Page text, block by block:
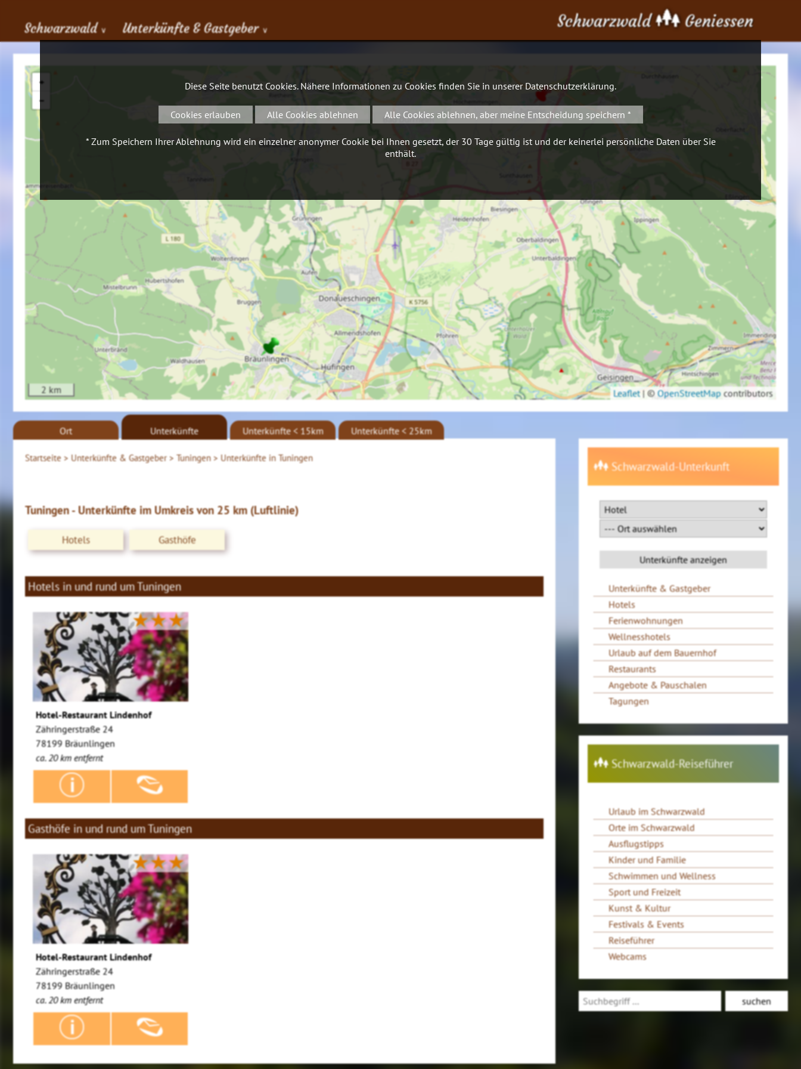
Schwarzwald ∨ Unterkünfte & Gastgeber ∨ Schwarzwald Geniessen
+
−
2 km Leaflet | ©OpenStreetMap contributors
Startseite > Unterkünfte & Gastgeber > Tuningen > Unterkünfte in Tuningen
Ort Unterkünfte Unterkünfte < 15km Unterkünfte < 25km
Tuningen - Unterkünfte im Umkreis von 25 km (Luftlinie)
Hotels Gasthöfe
Hotels in und rund um Tuningen
★★★
Hotel-Restaurant Lindenhof
Zähringerstraße 24
78199 Bräunlingen
ca. 20 km entfernt
Gasthöfe in und rund um Tuningen
★★★
Hotel-Restaurant Lindenhof
Zähringerstraße 24
78199 Bräunlingen
ca. 20 km entfernt
Schwarzwald-Unterkunft
Unterkünfte & Gastgeber
Hotels
Ferienwohnungen
Wellnesshotels
Urlaub auf dem Bauernhof
Restaurants
Angebote & Pauschalen
Tagungen
Schwarzwald-Reiseführer
Urlaub im Schwarzwald
Orte im Schwarzwald
Ausflugstipps
Kinder und Familie
Schwimmen und Wellness
Sport und Freizeit
Kunst & Kultur
Festivals & Events
Reiseführer
Webcams
Diese Seite benutzt Cookies. Nähere Informationen zu Cookies finden Sie in unserer Datenschutzerklärung.
Cookies erlauben Alle Cookies ablehnen Alle Cookies ablehnen, aber meine Entscheidung speichern *
* Zum Speichern Ihrer Ablehnung wird ein einzelner anonymer Cookie bei Ihnen gesetzt, der 30 Tage gültig ist und der keinerlei persönliche Daten über Sie
enthält.